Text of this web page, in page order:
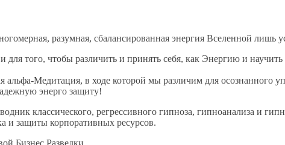
разумная, сбалансированная энергия Вселенной лишь
того, чтобы различить и принять себя, как Энергию и
Медитация, в ходе которой мы различим для осознанного
энерго защиту!
классического, регрессивного гипноза, гипноанализа и
и защиты корпоративных ресурсов.
Бизнес Разведки.